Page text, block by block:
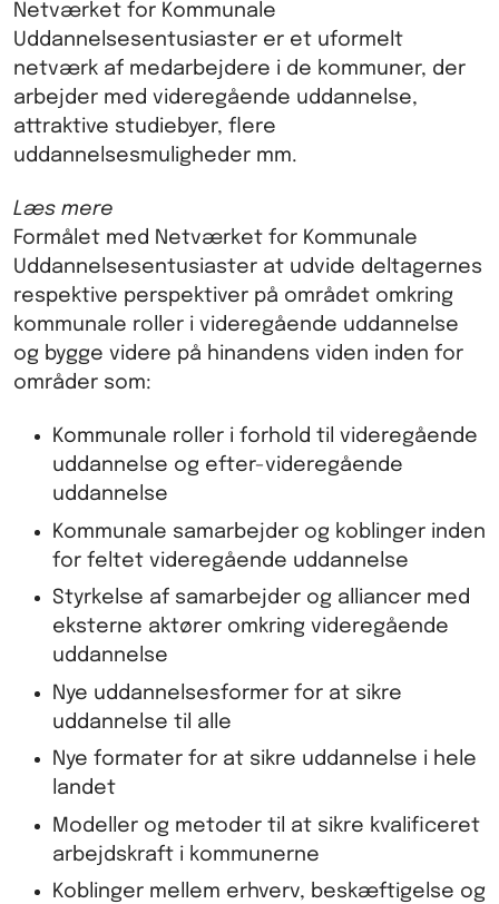
Netværket for Kommunale
Uddannelsesentusiaster er et uformelt
netværk af medarbejdere i de kommuner, der
arbejder med videregående uddannelse,
attraktive studiebyer, flere
uddannelsesmuligheder mm.
Læs mere
Formålet med Netværket for Kommunale
Uddannelsesentusiaster at udvide deltagernes
respektive perspektiver på området omkring
kommunale roller i videregående uddannelse
og bygge videre på hinandens viden inden for
områder som:
Kommunale roller i forhold til videregående
uddannelse og efter-videregående
uddannelse
Kommunale samarbejder og koblinger inden
for feltet videregående uddannelse
Styrkelse af samarbejder og alliancer med
eksterne aktører omkring videregående
uddannelse
Nye uddannelsesformer for at sikre
uddannelse til alle
Nye formater for at sikre uddannelse i hele
landet
Modeller og metoder til at sikre kvalificeret
arbejdskraft i kommunerne
Koblinger mellem erhverv, beskæftigelse og